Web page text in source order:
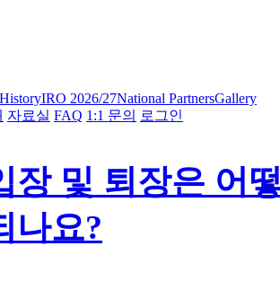
HistoryIRO 2026/27National PartnersGallery
자료실 FAQ 1:1 문의 로그인
장 및 퇴장은 어
나요?